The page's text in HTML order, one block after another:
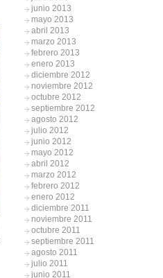
junio 2013
mayo 2013
abril 2013
marzo 2013
febrero 2013
enero 2013
diciembre 2012
noviembre 2012
octubre 2012
septiembre 2012
agosto 2012
julio 2012
junio 2012
mayo 2012
abril 2012
marzo 2012
febrero 2012
enero 2012
diciembre 2011
noviembre 2011
octubre 2011
septiembre 2011
agosto 2011
julio 2011
junio 2011